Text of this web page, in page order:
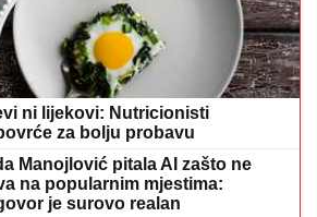
ni lijekovi: Nutricionisti
za bolju probavu
Manojlović pitala AI zašto ne
na popularnim mjestima:
je surovo realan